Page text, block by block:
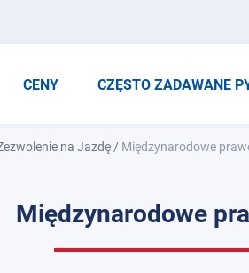
CENY CZĘSTO ZADAWANE
na Jazdę / Międzynarodowe
Międzynarodowe